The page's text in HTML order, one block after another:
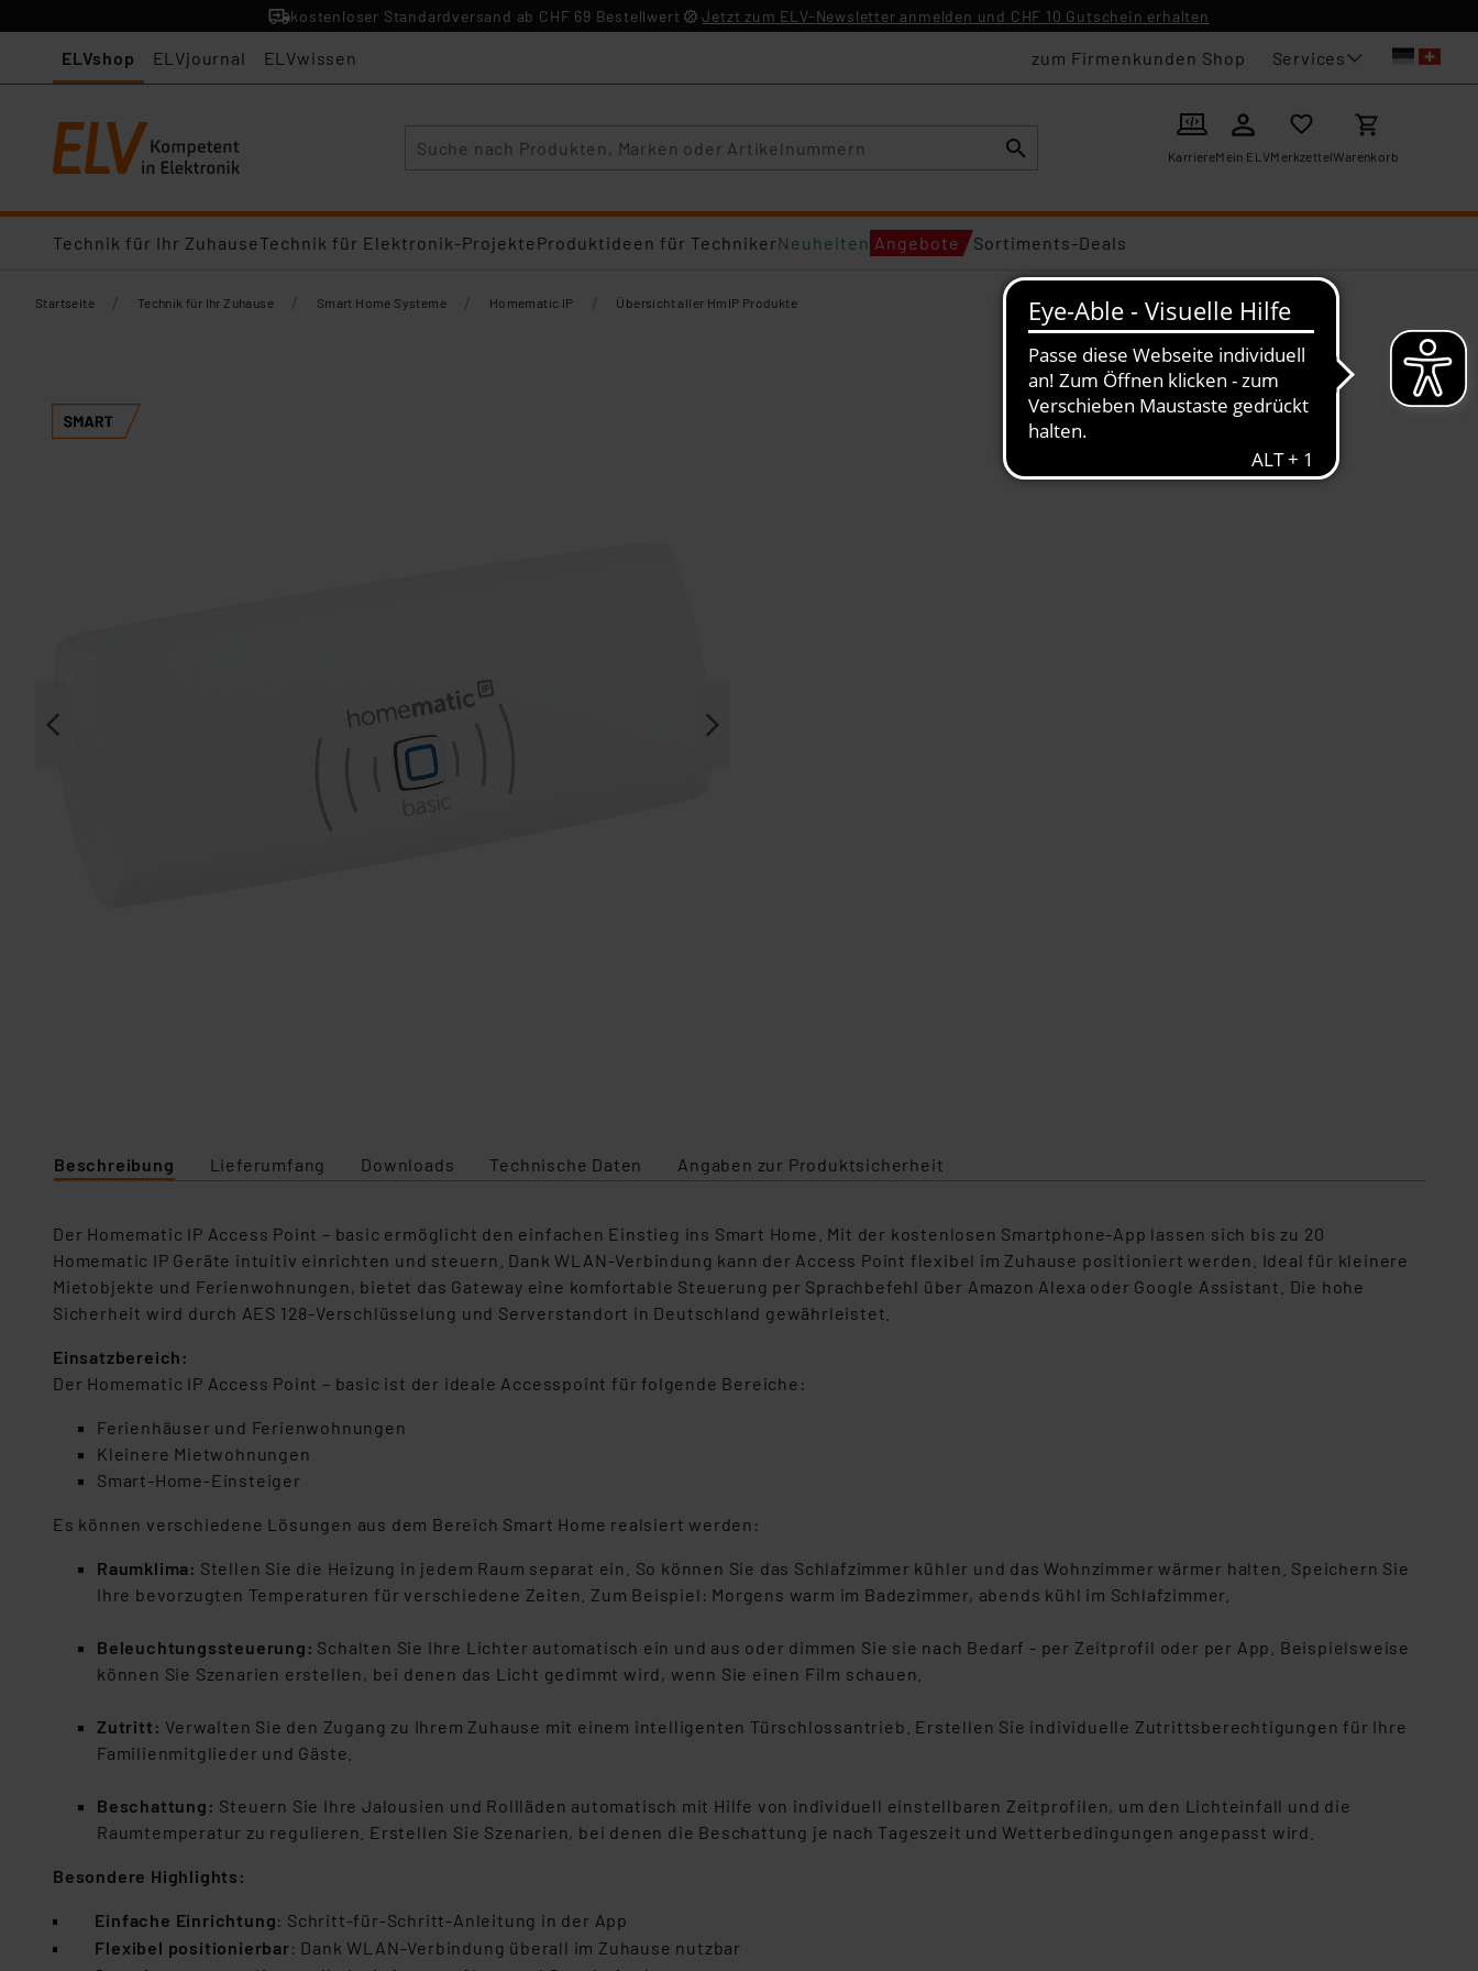
kostenloser Standardversand ab CHF 69 Bestellwert Jetzt zum ELV-Newsletter anmelden und CHF 10 Gutschein erhalten
ELVshop ELVjournal ELVwissen zum Firmenkunden Shop Services
KarriereMein ELVMerkzettelWarenkorb
Technik für Ihr ZuhauseTechnik für Elektronik-ProjekteProduktideen für TechnikerNeuheiten Angebote Sortiments-Deals
Startseite / Technik für Ihr Zuhause / Smart Home Systeme / Homematic IP / Übersicht aller HmIP Produkte
Beschreibung Lieferumfang Downloads Technische Daten Angaben zur Produktsicherheit
Der Homematic IP Access Point – basic ermöglicht den einfachen Einstieg ins Smart Home. Mit der kostenlosen Smartphone-App lassen sich bis zu 20
Homematic IP Geräte intuitiv einrichten und steuern. Dank WLAN-Verbindung kann der Access Point flexibel im Zuhause positioniert werden. Ideal für kleinere
Mietobjekte und Ferienwohnungen, bietet das Gateway eine komfortable Steuerung per Sprachbefehl über Amazon Alexa oder Google Assistant. Die hohe
Sicherheit wird durch AES 128-Verschlüsselung und Serverstandort in Deutschland gewährleistet.
Einsatzbereich:
Der Homematic IP Access Point – basic ist der ideale Accesspoint für folgende Bereiche:
Ferienhäuser und Ferienwohnungen
Kleinere Mietwohnungen
Smart-Home-Einsteiger
Es können verschiedene Lösungen aus dem Bereich Smart Home realsiert werden:
Raumklima: Stellen Sie die Heizung in jedem Raum separat ein. So können Sie das Schlafzimmer kühler und das Wohnzimmer wärmer halten. Speichern Sie
Ihre bevorzugten Temperaturen für verschiedene Zeiten. Zum Beispiel: Morgens warm im Badezimmer, abends kühl im Schlafzimmer.
Beleuchtungssteuerung: Schalten Sie Ihre Lichter automatisch ein und aus oder dimmen Sie sie nach Bedarf - per Zeitprofil oder per App. Beispielsweise
können Sie Szenarien erstellen, bei denen das Licht gedimmt wird, wenn Sie einen Film schauen.
Zutritt: Verwalten Sie den Zugang zu Ihrem Zuhause mit einem intelligenten Türschlossantrieb. Erstellen Sie individuelle Zutrittsberechtigungen für Ihre
Familienmitglieder und Gäste.
Beschattung: Steuern Sie Ihre Jalousien und Rollläden automatisch mit Hilfe von individuell einstellbaren Zeitprofilen, um den Lichteinfall und die
Raumtemperatur zu regulieren. Erstellen Sie Szenarien, bei denen die Beschattung je nach Tageszeit und Wetterbedingungen angepasst wird.
Besondere Highlights:
Einfache Einrichtung: Schritt-für-Schritt-Anleitung in der App
Flexibel positionierbar: Dank WLAN-Verbindung überall im Zuhause nutzbar